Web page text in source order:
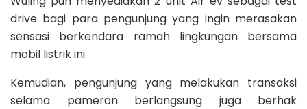
drive bagi para pengunjung yang ingin merasakan
sensasi berkendara ramah lingkungan bersama
mobil listrik ini.
Kemudian, pengunjung yang melakukan transaksi
selama pameran berlangsung juga berhak